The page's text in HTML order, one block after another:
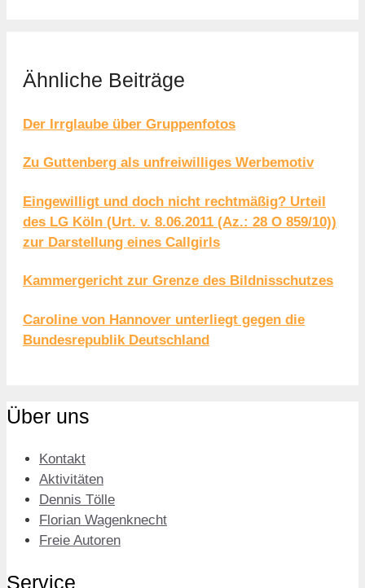
Ähnliche Beiträge
Der Irrglaube über Gruppenfotos
Zu Guttenberg als unfreiwilliges Werbemotiv
Eingewilligt und doch nicht rechtmäßig? Urteil
des LG Köln (Urt. v. 8.06.2011 (Az.: 28 O 859/10))
zur Darstellung eines Callgirls
Kammergericht zur Grenze des Bildnisschutzes
Caroline von Hannover unterliegt gegen die
Bundesrepublik Deutschland
Über uns
Kontakt
Aktivitäten
Dennis Tölle
Florian Wagenknecht
Freie Autoren
Service